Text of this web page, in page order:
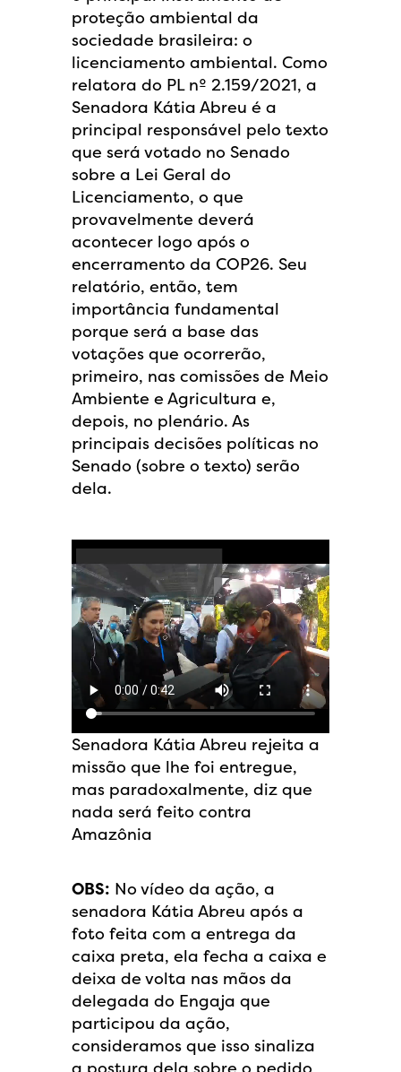
proteção ambiental da
sociedade brasileira: o
licenciamento ambiental. Como
relatora do PL nº 2.159/2021, a
Senadora Kátia Abreu é a
principal responsável pelo texto
que será votado no Senado
sobre a Lei Geral do
Licenciamento, o que
provavelmente deverá
acontecer logo após o
encerramento da COP26. Seu
relatório, então, tem
importância fundamental
porque será a base das
votações que ocorrerão,
primeiro, nas comissões de Meio
Ambiente e Agricultura e,
depois, no plenário. As
principais decisões políticas no
Senado (sobre o texto) serão
dela.
Senadora Kátia Abreu rejeita a
missão que lhe foi entregue,
mas paradoxalmente, diz que
nada será feito contra
Amazônia
OBS: No vídeo da ação, a
senadora Kátia Abreu após a
foto feita com a entrega da
caixa preta, ela fecha a caixa e
deixa de volta nas mãos da
delegada do Engaja que
participou da ação,
consideramos que isso sinaliza